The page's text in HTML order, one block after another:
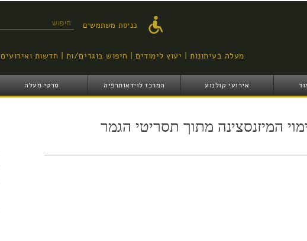
העיקרי
טופס חיפוש כניסת משתמשים
מעלה בעיתונות יעוץ לימודים חיפוש בוגרים/ות חדשות ואירועים
אירועי קולנוע המרכז לוידאותרפיה סרטי מעלה
המיזנסצינה מתוך תסריטי הגמר